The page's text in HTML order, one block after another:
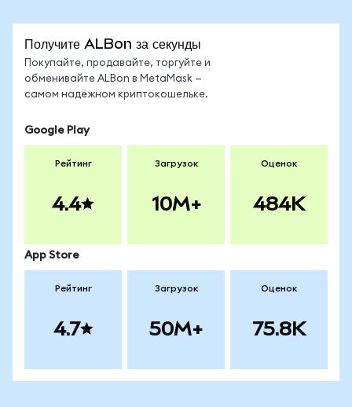
Получите ALBon за секунды
Покупайте, продавайте, торгуйте и
обменивайте ALBon в MetaMask —
самом надёжном криптокошельке.
Google Play
Рейтинг
4.4
Загрузок
10M+
Оценок
484K
App Store
Рейтинг
4.7
Загрузок
50M+
Оценок
75.8K